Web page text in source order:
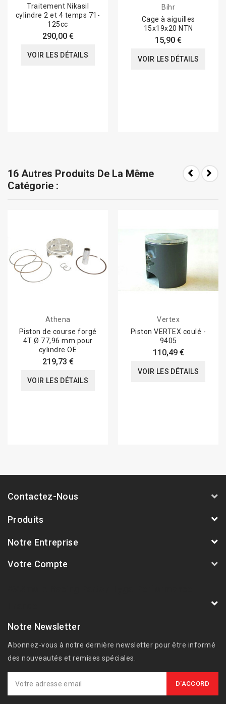
Traitement Nikasil
cylindre 2 et 4 temps 71-
125cc
290,00 €
VOIR LES DÉTAILS
Bihr
Cage à aiguilles
15x19x20 NTN
15,90 €
VOIR LES DÉTAILS
16 Autres Produits De La Même
Catégorie :
Athena
Piston de course forgé
4T Ø 77,96 mm pour
cylindre OE
219,73 €
VOIR LES DÉTAILS
Vertex
Piston VERTEX coulé -
9405
110,49 €
VOIR LES DÉTAILS
Contactez-Nous
Produits
Notre Entreprise
Votre Compte
Notre Newsletter
Abonnez-vous à notre dernière newsletter pour être informé
des nouveautés et remises spéciales.